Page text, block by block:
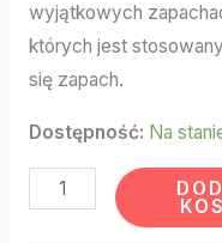
wyjątkowych
których jest
się zapach.
Dostępność: Na